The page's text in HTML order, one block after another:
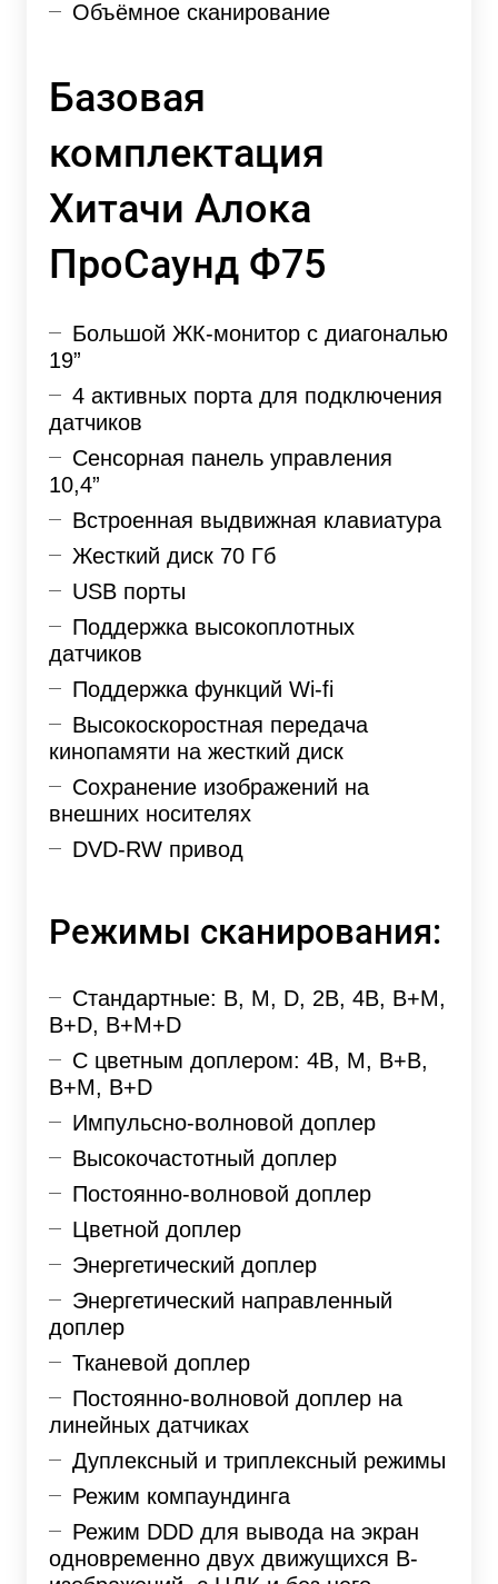
Объёмное сканирование
Базовая
комплектация
Хитачи Алока
ПроСаунд Ф75
Большой ЖК-монитор с диагональю
19”
4 активных порта для подключения
датчиков
Сенсорная панель управления
10,4”
Встроенная выдвижная клавиатура
Жесткий диск 70 Гб
USB порты
Поддержка высокоплотных
датчиков
Поддержка функций Wi-fi
Высокоскоростная передача
кинопамяти на жесткий диск
Сохранение изображений на
внешних носителях
DVD-RW привод
Режимы сканирования:
Стандартные: B, М, D, 2B, 4B, B+M,
B+D, B+M+D
С цветным доплером: 4B, M, B+B,
B+M, B+D
Импульсно-волновой доплер
Высокочастотный доплер
Постоянно-волновой доплер
Цветной доплер
Энергетический доплер
Энергетический направленный
доплер
Тканевой доплер
Постоянно-волновой доплер на
линейных датчиках
Дуплексный и триплексный режимы
Режим компаундинга
Режим DDD для вывода на экран
одновременно двух движущихся В-